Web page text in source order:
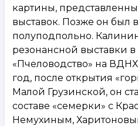
картины,
выставок. Позже он был
полуподпольно.
резонансной выставки
«Пчеловодство» на ВДНХ
год, после открытия
Малой Грузинской, он
составе «семерки» с
Немухиным,